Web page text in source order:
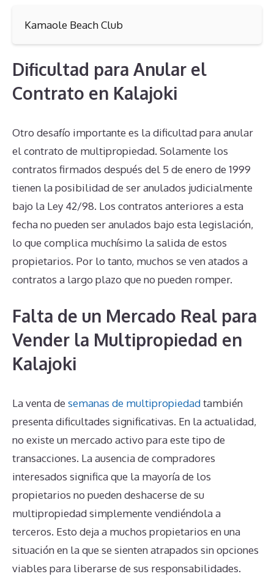
Kamaole Beach Club
Dificultad para Anular el
Contrato en Kalajoki
Otro desafío importante es la dificultad para anular
el contrato de multipropiedad. Solamente los
contratos firmados después del 5 de enero de 1999
tienen la posibilidad de ser anulados judicialmente
bajo la Ley 42/98. Los contratos anteriores a esta
fecha no pueden ser anulados bajo esta legislación,
lo que complica muchísimo la salida de estos
propietarios. Por lo tanto, muchos se ven atados a
contratos a largo plazo que no pueden romper.
Falta de un Mercado Real para
Vender la Multipropiedad en
Kalajoki
La venta de semanas de multipropiedadtambién
presenta dificultades significativas. En la actualidad,
no existe un mercado activo para este tipo de
transacciones. La ausencia de compradores
interesados significa que la mayoría de los
propietarios no pueden deshacerse de su
multipropiedad simplemente vendiéndola a
terceros. Esto deja a muchos propietarios en una
situación en la que se sienten atrapados sin opciones
viables para liberarse de sus responsabilidades.